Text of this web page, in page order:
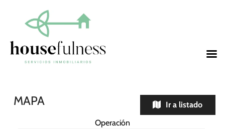
MAPA
Ir a listado
Operación